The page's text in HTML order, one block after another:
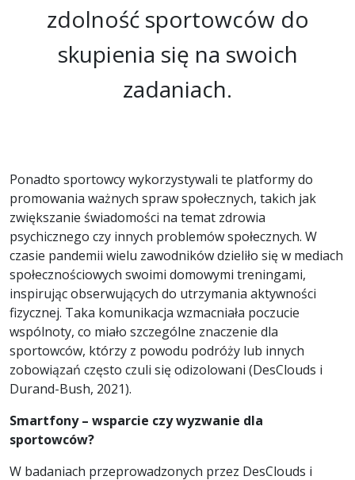
zdolność sportowców do
skupienia się na swoich
zadaniach.
Ponadto sportowcy wykorzystywali te platformy do
promowania ważnych spraw społecznych, takich jak
zwiększanie świadomości na temat zdrowia
psychicznego czy innych problemów społecznych. W
czasie pandemii wielu zawodników dzieliło się w mediach
społecznościowych swoimi domowymi treningami,
inspirując obserwujących do utrzymania aktywności
fizycznej. Taka komunikacja wzmacniała poczucie
wspólnoty, co miało szczególne znaczenie dla
sportowców, którzy z powodu podróży lub innych
zobowiązań często czuli się odizolowani (DesClouds i
Durand-Bush, 2021).
Smartfony – wsparcie czy wyzwanie dla
sportowców?
W badaniach przeprowadzonych przez DesClouds i